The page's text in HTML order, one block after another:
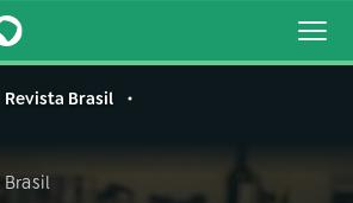
Revista Brasil